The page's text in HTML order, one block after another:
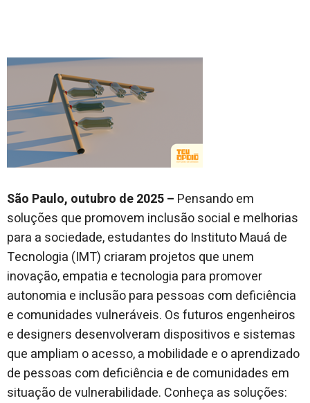
São Paulo, outubro de 2025 – Pensando em
soluções que promovem inclusão social e melhorias
para a sociedade, estudantes do Instituto Mauá de
Tecnologia (IMT) criaram projetos que unem
inovação, empatia e tecnologia para promover
autonomia e inclusão para pessoas com deficiência
e comunidades vulneráveis. Os futuros engenheiros
e designers desenvolveram dispositivos e sistemas
que ampliam o acesso, a mobilidade e o aprendizado
de pessoas com deficiência e de comunidades em
situação de vulnerabilidade. Conheça as soluções: